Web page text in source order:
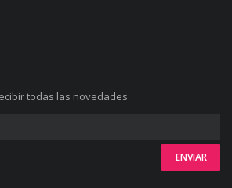
todas las novedades